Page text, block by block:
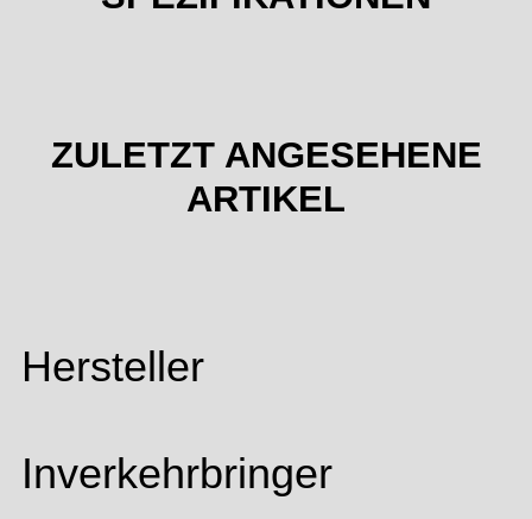
ZULETZT ANGESEHENE
ARTIKEL
Hersteller
Inverkehrbringer